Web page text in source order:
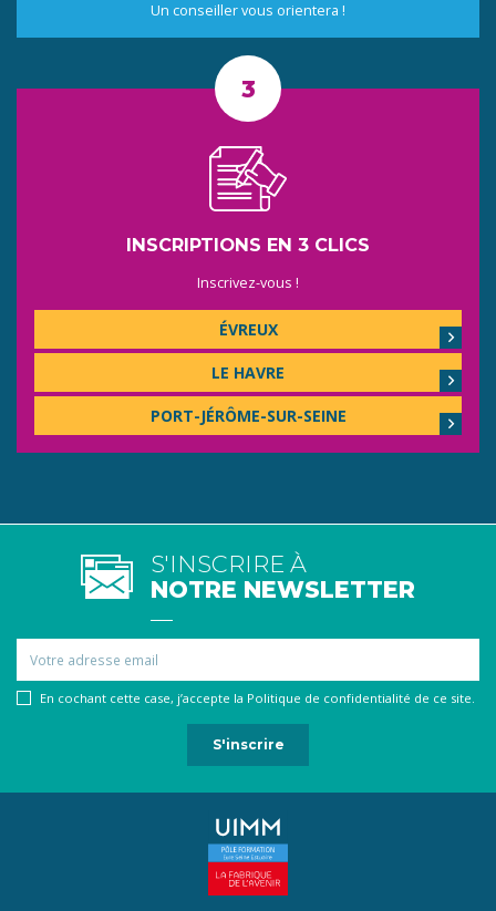
Un conseiller vous orientera !
INSCRIPTIONS EN 3 CLICS
Inscrivez-vous !
ÉVREUX
LE HAVRE
PORT-JÉRÔME-SUR-SEINE
S'INSCRIRE À
NOTRE NEWSLETTER
En cochant cette case, j’accepte la Politique de confidentialité de ce site.